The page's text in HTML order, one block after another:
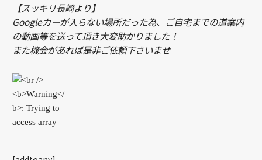
【スッキリ長崎より】
Googleカーが入らない場所だった為、ご自宅までの道案内
の動画等を送って頂き大変助かりました！
また機会があれば是非ご依頼下さいませ